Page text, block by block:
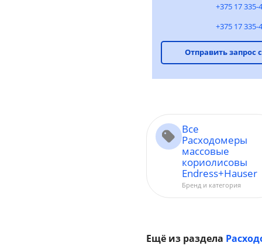
+375 17 335-
+375 17 335-
Отправить запрос
Все
Расходомеры
массовые
кориолисовы
Endress+Hauser
Бренд и категория
Ещё из раздела